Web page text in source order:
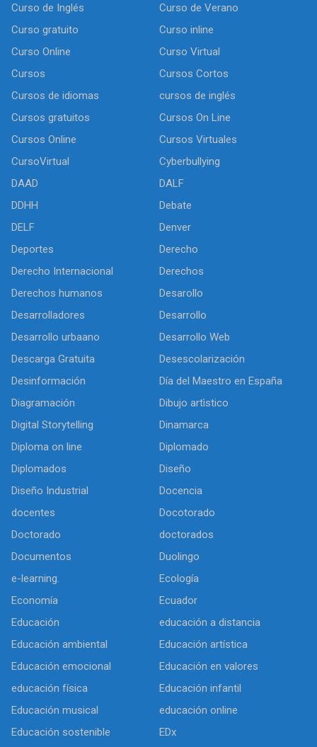
Curso de Inglés
Curso de Verano
Curso gratuito
Curso inline
Curso Online
Curso Virtual
Cursos
Cursos Cortos
Cursos de idiomas
cursos de inglés
Cursos gratuitos
Cursos On Line
Cursos Online
Cursos Virtuales
CursoVirtual
Cyberbullying
DAAD
DALF
DDHH
Debate
DELF
Denver
Deportes
Derecho
Derecho Internacional
Derechos
Derechos humanos
Desarollo
Desarrolladores
Desarrollo
Desarrollo urbaano
Desarrollo Web
Descarga Gratuita
Desescolarización
Desinformación
Día del Maestro en España
Diagramación
Dibujo artìstico
Digital Storytelling
Dinamarca
Diploma on line
Diplomado
Diplomados
Diseño
Diseño Industrial
Docencia
docentes
Docotorado
Doctorado
doctorados
Documentos
Duolingo
e-learning.
Ecología
Economía
Ecuador
Educación
educación a distancia
Educación ambiental
Educación artística
Educación emocional
Educación en valores
educación física
Educación infantil
Educación musical
educación online
Educación sostenible
EDx